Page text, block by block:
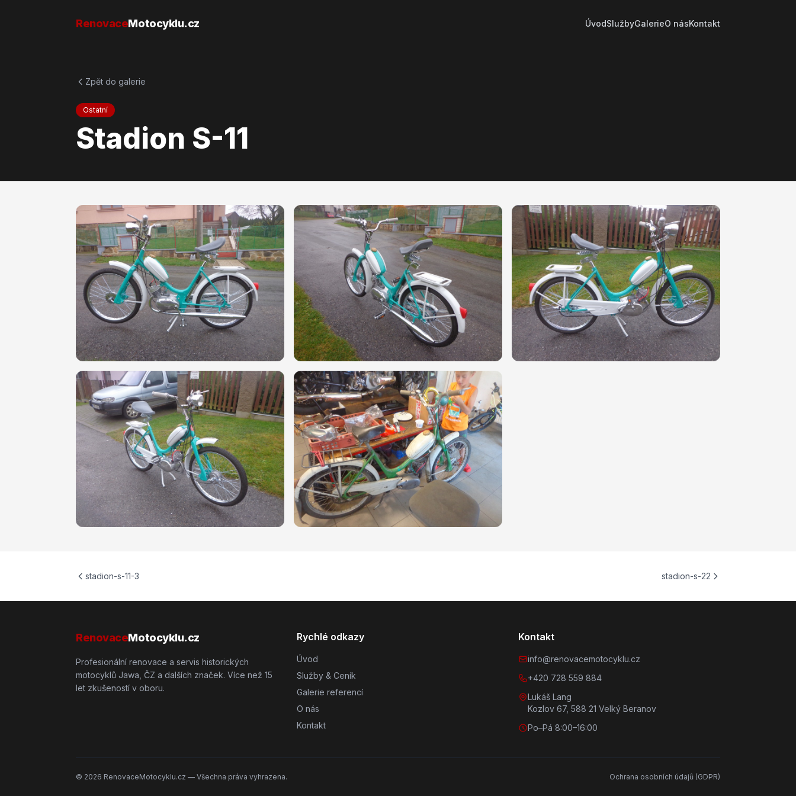
RenovaceMotocyklu.cz ÚvodSlužbyGalerieO násKontakt
Zpět do galerie
Ostatní
Stadion S-11
stadion-s-11-3 stadion-s-22
RenovaceMotocyklu.cz
Profesionální renovace a servis historických
motocyklů Jawa, ČZ a dalších značek. Více než 15
let zkušeností v oboru.
Rychlé odkazy
Úvod
Služby & Ceník
Galerie referencí
O nás
Kontakt
Kontakt
info@renovacemotocyklu.cz
+420 728 559 884
Lukáš Lang
Kozlov 67, 588 21 Velký Beranov
Po–Pá 8:00–16:00
© 2026 RenovaceMotocyklu.cz — Všechna práva vyhrazena. Ochrana osobních údajů (GDPR)